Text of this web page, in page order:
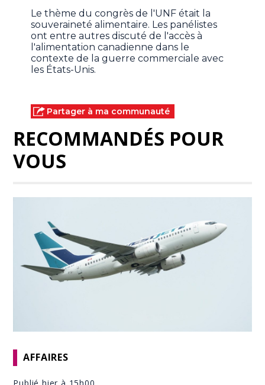
Le thème du congrès de l'UNF était la
souveraineté alimentaire. Les panélistes
ont entre autres discuté de l'accès à
l'alimentation canadienne dans le
contexte de la guerre commerciale avec
les États-Unis.
Partager à ma communauté
RECOMMANDÉS POUR
VOUS
AFFAIRES